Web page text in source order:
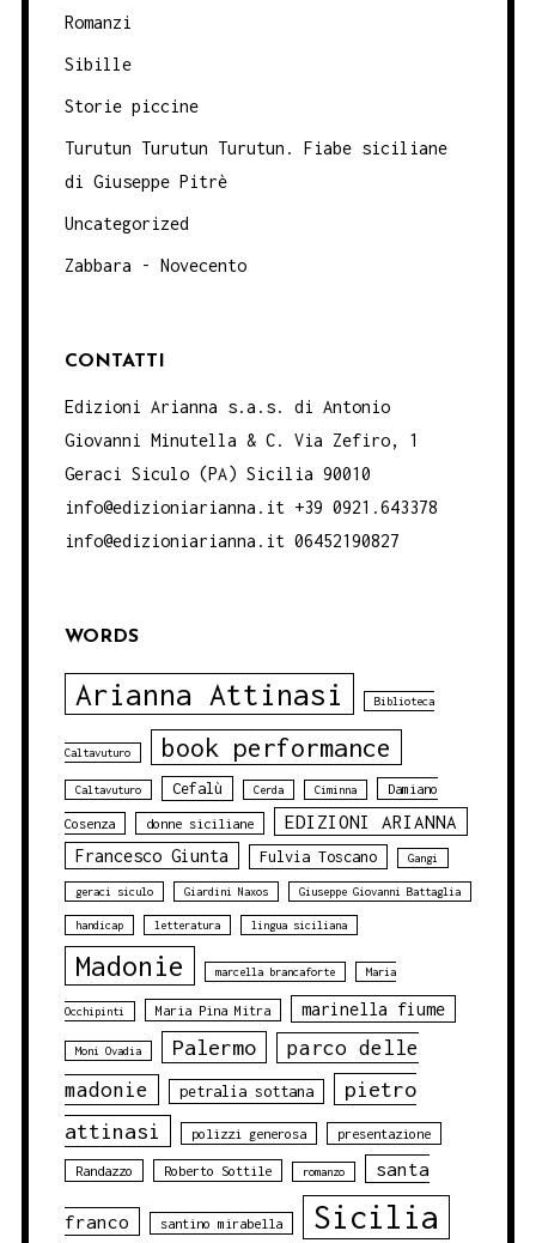
Romanzi
Sibille
Storie piccine
Turutun Turutun Turutun. Fiabe siciliane
di Giuseppe Pitrè
Uncategorized
Zabbara - Novecento
CONTATTI
Edizioni Arianna s.a.s. di Antonio
Giovanni Minutella & C. Via Zefiro, 1
Geraci Siculo (PA) Sicilia 90010
info@edizioniarianna.it +39 0921.643378
info@edizioniarianna.it 06452190827
WORDS
Arianna Attinasi Biblioteca
Caltavuturo book performance
Caltavuturo Cefalù Cerda Ciminna Damiano
Cosenza donne siciliane EDIZIONI ARIANNA
Francesco Giunta Fulvia Toscano Gangi
geraci siculo Giardini Naxos Giuseppe Giovanni Battaglia
handicap letteratura lingua siciliana
Madonie marcella brancaforte Maria
Occhipinti Maria Pina Mitra marinella fiume
Moni Ovadia Palermo
parco delle
madonie
petralia sottana
pietro
attinasi
polizzi generosa presentazione
Randazzo Roberto Sottile romanzo santa
franco santino mirabella Sicilia